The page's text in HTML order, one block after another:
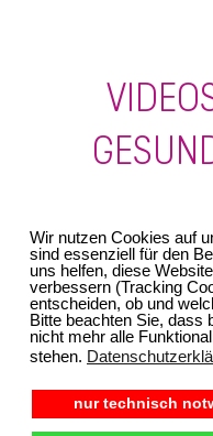
Wir nutzen Cookies auf
sind essenziell für den
uns helfen, diese
verbessern (Tracking
entscheiden, ob und
Bitte beachten Sie, dass
nicht mehr alle
stehen.
nur technisch